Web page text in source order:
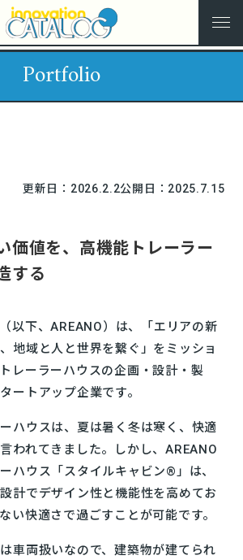
Portfolio
更新日：2026.2.2公開日：2025.7.15
価値を、高機能トレーラー
する
以下、AREANO）は、「エリアの新
地域と人と世界を繋ぐ」をミッショ
レーラーハウスの企画・設計・製
ートアップ企業です。
ハウスは、夏は暑く冬は寒く、快適
われてきました。しかし、AREANO
ハウス「スタイルキャビン®」は、
計でデザイン性と機能性を高めてお
い快適さで過ごすことが可能です。
車両扱いなので、建築物が建てられ